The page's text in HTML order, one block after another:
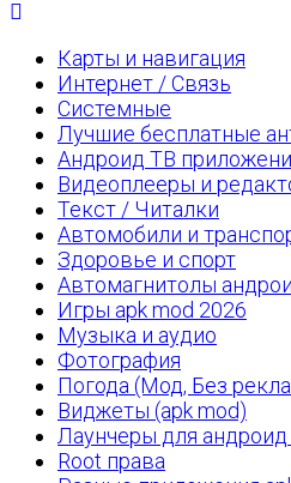
Карты и навигация
Интернет / Связь
Системные
Лучшие бесплатные
Андроид ТВ
Видеоплееры и
Текст / Читалки
Автомобили и
Здоровье и спорт
Автомагнитолы
Игры apk mod 2026
Музыка и аудио
Фотография
Погода (Мод, Без
Виджеты (apk mod)
Лаунчеры для
Root права